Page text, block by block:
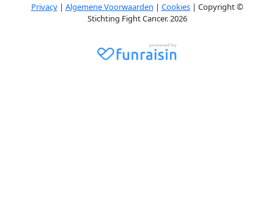
Privacy| Algemene Voorwaarden | Cookies| Copyright ©
Stichting Fight Cancer. 2026